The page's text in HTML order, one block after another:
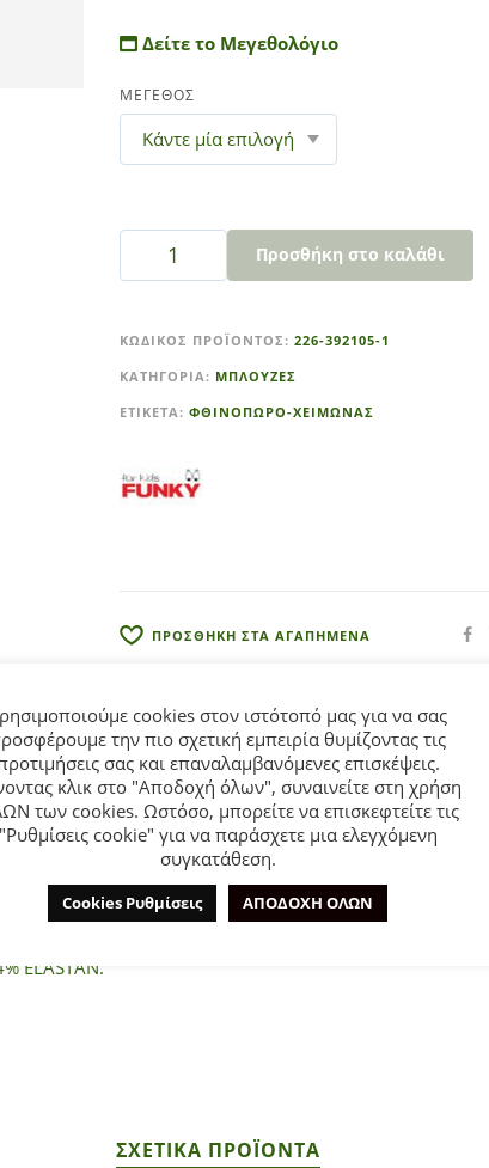
Δείτε το Μεγεθολόγιο
ΜΕΓΕΘΟΣ
Προσθήκη στο καλάθι
t
e
r
t
ΚΩΔΙΚΌΣ ΠΡΟΪΌΝΤΟΣ: 226-392105-1
ΚΑΤΗΓΟΡΊΑ: ΜΠΛΟΥΖΕΣ
ΕΤΙΚΈΤΑ: ΦΘΙΝΟΠΩΡΟ-ΧΕΙΜΩΝΑΣ
ΠΡΟΣΘΗΚΗ ΣΤΑ ΑΓΑΠΗΜΕΝΑ
ΠΛΗΡΟΦΟΡΊΕΣ ΕΤΑΙΡΊΑ
αγόρι από 2 έως 6 ετών σε χρώμα μπλε.
ELASTAN.
ΣΧΕΤΙΚΆ ΠΡΟΪΌΝΤΑ
cookies στον ιστότοπό μας για να σας
την πιο σχετική εμπειρία θυμίζοντας τις
σας και επαναλαμβανόμενες επισκέψεις.
κλικ στο "Αποδοχή όλων", συναινείτε στη χρήση
των cookies. Ωστόσο, μπορείτε να επισκεφτείτε τις
"Ρυθμίσεις cookie" για να παράσχετε μια ελεγχόμενη
συγκατάθεση.
Cookies Ρυθμίσεις ΑΠΟΔΟΧΗ ΟΛΩΝ